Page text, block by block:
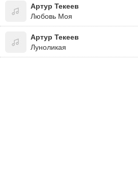
Артур Текеев
Любовь Моя
Артур Текеев
Луноликая